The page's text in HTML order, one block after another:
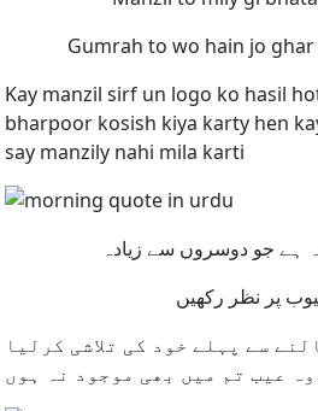
Gumrah to wo hain jo
Kay manzil sirf un logo ko hasil
bharpoor kosish kiya karty hen
say manzily nahi mila karti
ہے جو دوسروں سے زیادہ
پر نظر رکھیں
سے پہلے خود کی تلاشی کرلیا
عیب تم میں بھی موجود نہ ہوں